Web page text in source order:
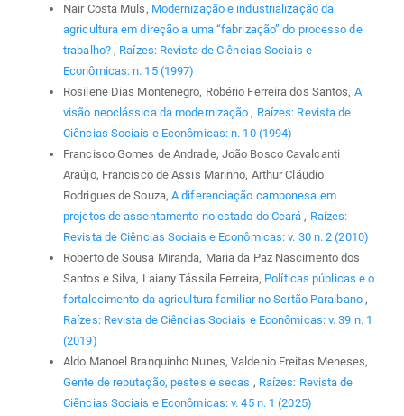
Nair Costa Muls, Modernização e industrialização da
agricultura em direção a uma “fabrização” do processo de
trabalho? , Raízes: Revista de Ciências Sociais e
Econômicas: n. 15 (1997)
Rosilene Dias Montenegro, Robério Ferreira dos Santos, A
visão neoclássica da modernização, Raízes: Revista de
Ciências Sociais e Econômicas: n. 10 (1994)
Francisco Gomes de Andrade, João Bosco Cavalcanti
Araújo, Francisco de Assis Marinho, Arthur Cláudio
Rodrigues de Souza, A diferenciação camponesa em
projetos de assentamento no estado do Ceará, Raízes:
Revista de Ciências Sociais e Econômicas: v. 30 n. 2 (2010)
Roberto de Sousa Miranda, Maria da Paz Nascimento dos
Santos e Silva, Laiany Tássila Ferreira, Políticas públicas e o
fortalecimento da agricultura familiar no Sertão Paraibano ,
Raízes: Revista de Ciências Sociais e Econômicas: v. 39 n. 1
(2019)
Aldo Manoel Branquinho Nunes, Valdenio Freitas Meneses,
Gente de reputação, pestes e secas , Raízes: Revista de
Ciências Sociais e Econômicas: v. 45 n. 1 (2025)